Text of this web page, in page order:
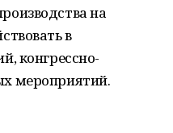
на
в
конгрессно-
мероприятий.